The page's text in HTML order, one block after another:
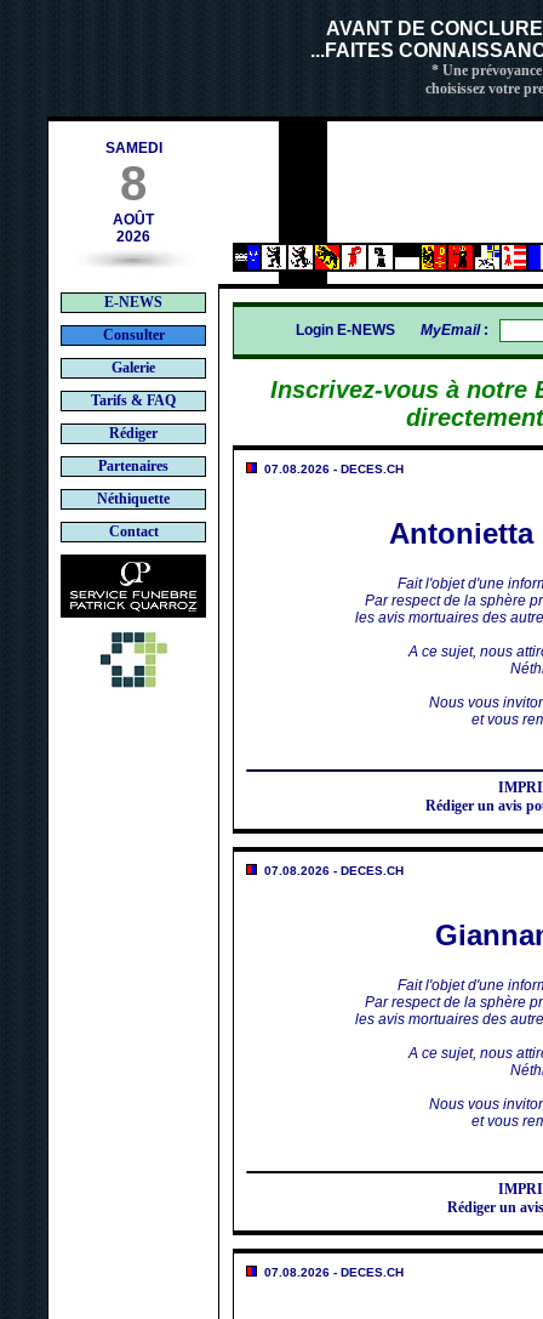
AVANT DE
...FAITES
* Une
choisissez votre
SAMEDI
8
AOÛT
2026
E-NEWS
Consulter
Galerie
Tarifs & FAQ
Rédiger
Partenaires
Néthiquette
Contact
Login E-NEWS MyEmail:
Inscrivez-vous à notre
07.08.2026 - DECES.CH
Antonietta
Fait l'objet d'une
Par respect de la sphère
les avis mortuaires des
A ce sujet, nous
Nous vous
et vous
Rédiger un avis
07.08.2026 - DECES.CH
Fait l'objet d'une
Par respect de la sphère
les avis mortuaires des
A ce sujet, nous
Nous vous
et vous
Rédiger un
07.08.2026 - DECES.CH